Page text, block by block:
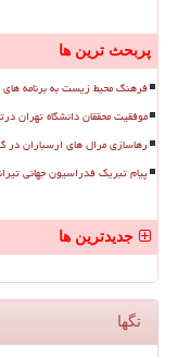
پربحث ترین ها
فرهنگ محیط زیست به برنامه های
موفقیت محققان دانشگاه تهران
رهاسازی مرال های ارسباران در
پیام تبریک فدراسیون جهانی
جدیدترین ها
تگها